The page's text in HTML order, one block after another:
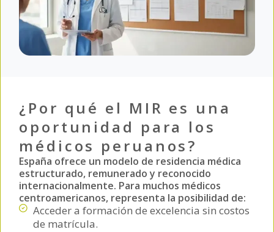
¿Por qué el MIR es una
oportunidad para los
médicos peruanos?
España ofrece un modelo de residencia médica
estructurado, remunerado y reconocido
internacionalmente. Para muchos médicos
centroamericanos, representa la posibilidad de:
Acceder a formación de excelencia sin costos
de matrícula.